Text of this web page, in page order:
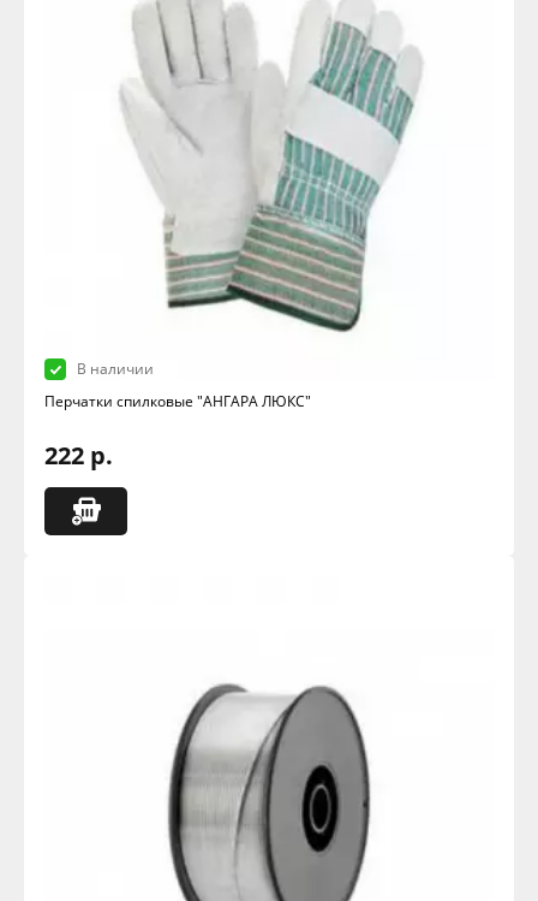
В наличии
Перчатки спилковые "АНГАРА ЛЮКС"
222 р.